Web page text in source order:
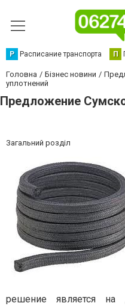
Р Расписание транспорта П
Головна Бізнес новини
уплотнений
Предложение
Загальний розділ
решение является